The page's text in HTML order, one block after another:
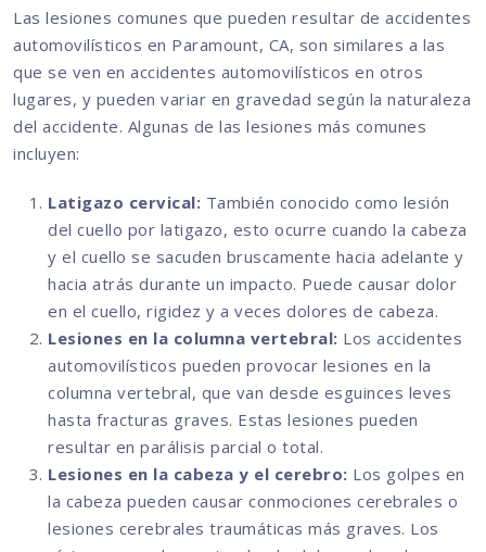
Las lesiones comunes que pueden resultar de accidentes
automovilísticos en Paramount, CA, son similares a las
que se ven en accidentes automovilísticos en otros
lugares, y pueden variar en gravedad según la naturaleza
del accidente. Algunas de las lesiones más comunes
incluyen:
Latigazo cervical: También conocido como lesión
del cuello por latigazo, esto ocurre cuando la cabeza
y el cuello se sacuden bruscamente hacia adelante y
hacia atrás durante un impacto. Puede causar dolor
en el cuello, rigidez y a veces dolores de cabeza.
Lesiones en la columna vertebral: Los accidentes
automovilísticos pueden provocar lesiones en la
columna vertebral, que van desde esguinces leves
hasta fracturas graves. Estas lesiones pueden
resultar en parálisis parcial o total.
Lesiones en la cabeza y el cerebro: Los golpes en
la cabeza pueden causar conmociones cerebrales o
lesiones cerebrales traumáticas más graves. Los